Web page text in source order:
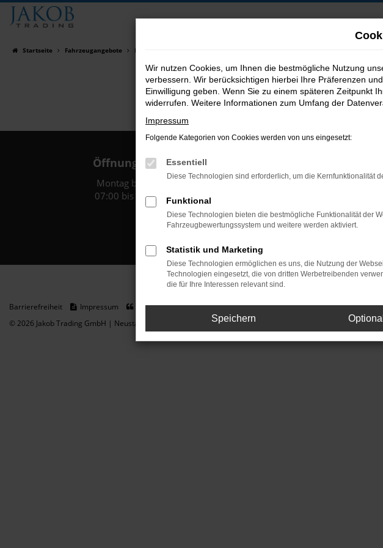
Zum
Hauptinhalt
Startseite Fahrzeugangebote Fahrzeugsuche
Öffnungszeiten:
Montag bis Freitag:
07:00 bis 18:00 Uhr
D-
Barrierefreiheit Impressum Datenschutz
Cookie Einstellungen
© 2026 Jakob Trading GmbH | Neustädter Straße 1 | DE-08223 Neustadt/Vogtland | fj@jakob-trading.com |
Wir nutzen Cookies, um Ihnen die bestmögliche Nutzung
verbessern. Wir berücksichtigen hierbei Ihre Präferenzen
Einwilligung geben. Wenn Sie zu einem späteren Zeitpunkt
widerrufen. Weitere Informationen zum Umfang der
Impressum
Folgende Kategorien von Cookies werden von uns eingesetzt:
Essentiell
Diese Technologien sind erforderlich, um die Kernfunktionalität
Funktional
Diese Technologien bieten die bestmögliche Funktionalität der
Fahrzeugbewertungssystem und weitere werden aktiviert.
Statistik und Marketing
Diese Technologien ermöglichen es uns, die Nutzung der
Technologien eingesetzt, die von dritten Werbetreibenden
die für Ihre Interessen relevant sind.
Speichern